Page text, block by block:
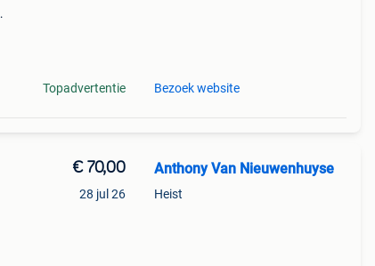
Topadvertentie Bezoek website
€ 70,00
28 jul 26
Anthony Van Nieuwenhuyse
Heist